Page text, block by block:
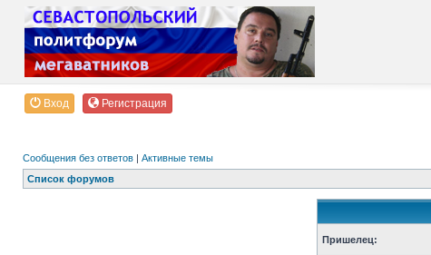
Вход Регистрация
Сообщения без ответов | Активные темы
Список форумов
Пришелец: